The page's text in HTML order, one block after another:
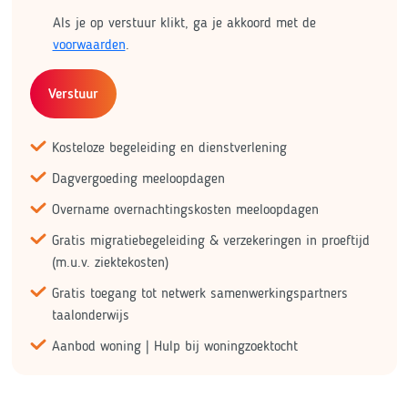
Als je op verstuur klikt, ga je akkoord met de
voorwaarden.
Verstuur
Kosteloze begeleiding en dienstverlening
Dagvergoeding meeloopdagen
Overname overnachtingskosten meeloopdagen
Gratis migratiebegeleiding & verzekeringen in proeftijd
(m.u.v. ziektekosten)
Gratis toegang tot netwerk samenwerkingspartners
taalonderwijs
Aanbod woning | Hulp bij woningzoektocht